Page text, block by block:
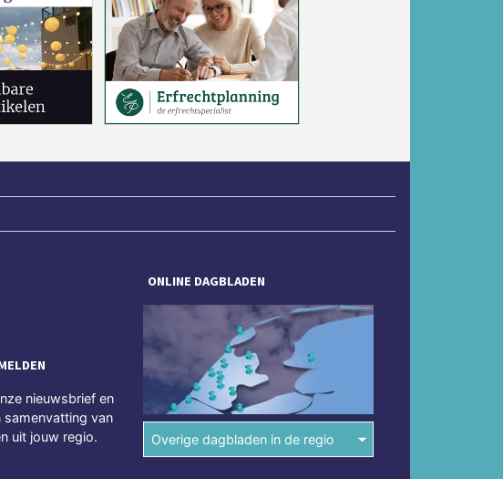
nieuwsbrief en
samenvatting van
uit jouw regio.
ONLINE DAGBLADEN
Overige dagbladen in de regio